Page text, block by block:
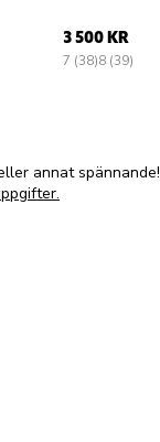
3 500 KR
7 (38)8 (39)
annat spännande!